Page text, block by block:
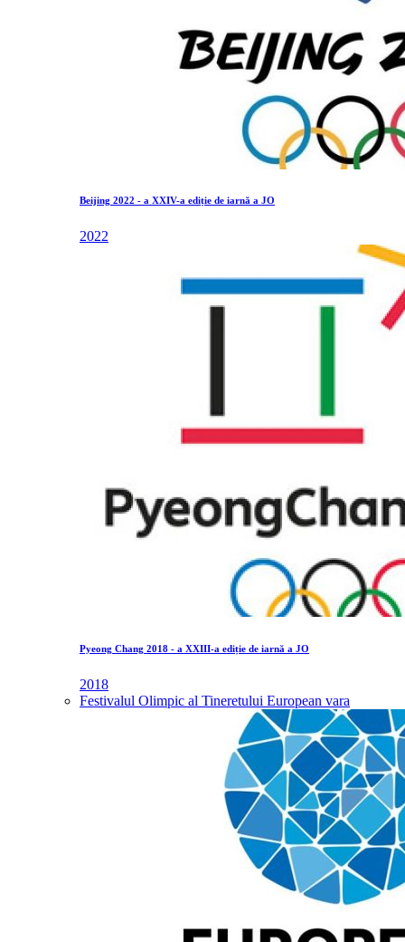
Beijing 2022 - a XXIV-a ediție de iarnă a JO
2022
Pyeong Chang 2018 - a XXIII-a ediție de iarnă a JO
2018
Festivalul Olimpic al Tineretului European vara